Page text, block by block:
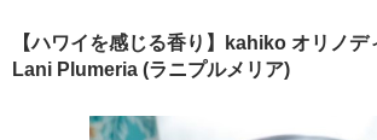
【ハワイを感じる香り】kahiko オリノデ
Lani Plumeria (ラニプルメリア)